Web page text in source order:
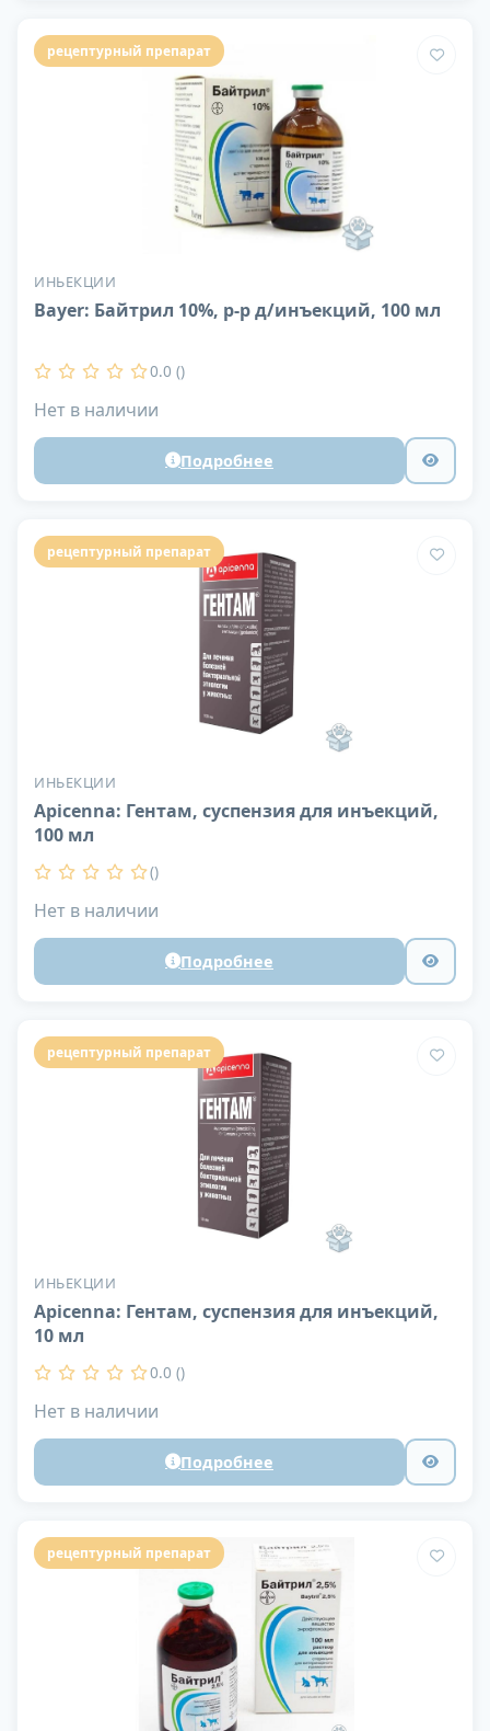
рецептурный препарат
ИНЬЕКЦИИ
Bayer: Байтрил 10%, р-р д/инъекций, 100 мл
0.0 ()
Нет в наличии
Подробнее
рецептурный препарат
ИНЬЕКЦИИ
Apicenna: Гентам, суспензия для инъекций,
100 мл
()
Нет в наличии
Подробнее
рецептурный препарат
ИНЬЕКЦИИ
Apicenna: Гентам, суспензия для инъекций,
10 мл
0.0 ()
Нет в наличии
Подробнее
рецептурный препарат